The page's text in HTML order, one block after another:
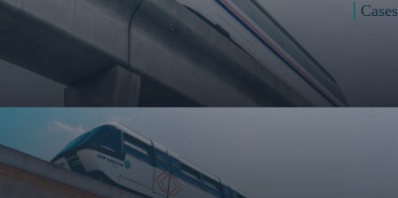
Cases